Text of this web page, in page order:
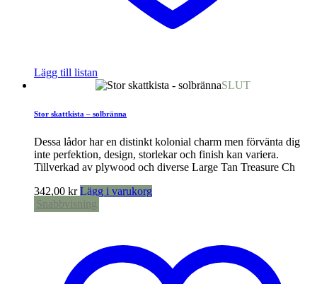
Lägg till listan
SLUT
Stor skattkista – solbränna
Dessa lådor har en distinkt kolonial charm men förvänta dig
inte perfektion, design, storlekar och finish kan variera.
Tillverkad av plywood och diverse Large Tan Treasure Ch
342,00 kr Lägg i varukorg
Snabbvisning